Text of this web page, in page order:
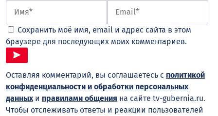
Сохранить моё имя, email и адрес сайта в этом
браузере для последующих моих комментариев.
Оставляя комментарий, вы соглашаетесь с политикой
конфиденциальности и обработки персональных
данных и правилами общения на сайте tv-gubernia.ru.
Чтобы отслеживать ответы и реакции пользователей